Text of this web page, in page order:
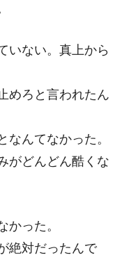
いない。真上から
めろと言われたん
なんてなかった。
がどんどん酷くな
かった。
絶対だったんで